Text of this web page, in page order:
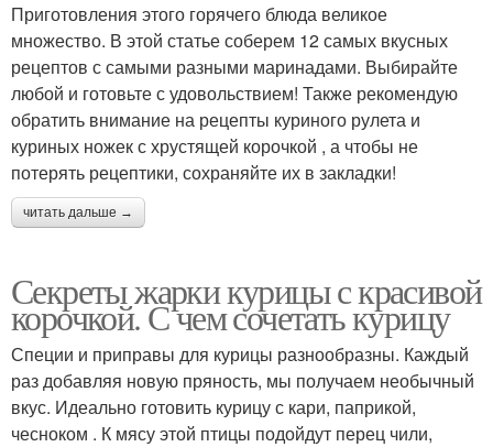
Приготовления этого горячего блюда великое
множество. В этой статье соберем 12 самых вкусных
рецептов с самыми разными маринадами. Выбирайте
любой и готовьте с удовольствием! Также рекомендую
обратить внимание на рецепты куриного рулета и
куриных ножек с хрустящей корочкой , а чтобы не
потерять рецептики, сохраняйте их в закладки!
читать дальше →
Секреты жарки курицы с красивой
корочкой. С чем сочетать курицу
Специи и приправы для курицы разнообразны. Каждый
раз добавляя новую пряность, мы получаем необычный
вкус. Идеально готовить курицу с кари, паприкой,
чесноком . К мясу этой птицы подойдут перец чили,